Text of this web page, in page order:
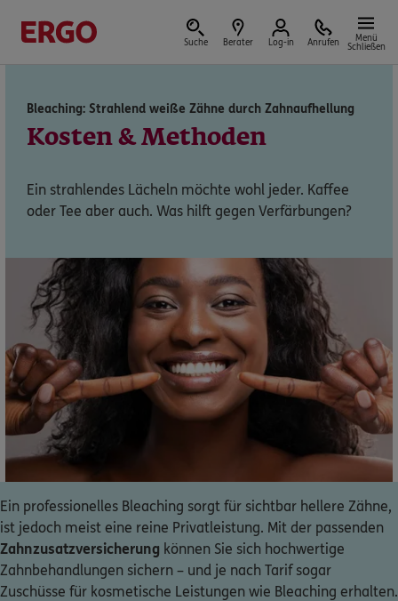
Suche Berater Log-in Anrufen
Menü
Schließen
Versicherungen & Finanzen
Reform der privaten Altersvorsorge
Jetzt Förderung selbst berechnen.
Jetzt informieren
Nicht sicher, was Sie benötigen?
Dann lassen Sie sich helfen.
Meine Versicherungen
Bleaching: Strahlend weiße Zähne durch Zahnaufhellung
Kosten & Methoden
Ein strahlendes Lächeln möchte wohl jeder. Kaffee
oder Tee aber auch. Was hilft gegen Verfärbungen?
Ein professionelles Bleaching sorgt für sichtbar hellere Zähne,
ist jedoch meist eine reine Privatleistung. Mit der passenden
Zahnzusatzversicherung können Sie sich hochwertige
Zahnbehandlungen sichern – und je nach Tarif sogar
Zuschüsse für kosmetische Leistungen wie Bleaching erhalten.